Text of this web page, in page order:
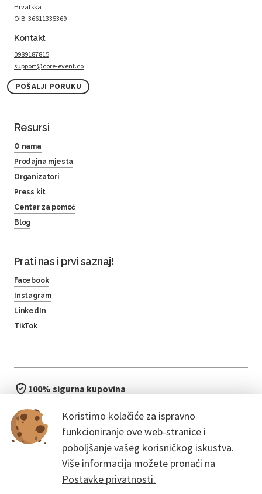
Koristimo kolačiće za ispravno
funkcioniranje ove web-stranice i
poboljšanje vašeg korisničkog iskustva.
Više informacija možete pronaći na
Postavke privatnosti.
Hrvatska
OIB: 36611335369
Kontakt
0989187815
support@core-event.co
POŠALJI PORUKU
Resursi
O nama
Prodajna mjesta
Organizatori
Press kit
Centar za pomoć
Blog
Prati nas i prvi saznaj!
Facebook
Instagram
LinkedIn
TikTok
100% sigurna kupovina
bez čekanja u redu